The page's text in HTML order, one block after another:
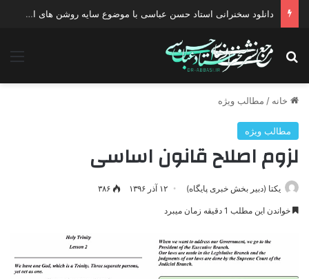
دانلود سخنرانی استاد حسن عباسی با موضوع سایه روشن های انتخاب یک نامزد اصلح
جستجو برای
خانه / مطالب ویژه
مطالب ویژه
لزوم اصلاح قانون اساسی
یکتا (دبیر بخش خبری پایگاه) ۱۲ آذر ۱۳۹۶ ۳۸۶
خواندن این مطلب 1 دقیقه زمان میبرد